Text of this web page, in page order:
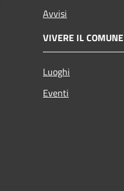
Avvisi
VIVERE IL COMUNE
Luoghi
Eventi